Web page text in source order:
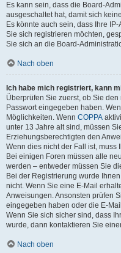
Es kann sein, dass die Board-
ausgeschaltet hat, damit sich
Es könnte auch sein, dass Ihre
Sie sich registrieren möchten,
Sie sich an die Board-
Nach oben
Ich habe mich registriert, kann
Überprüfen Sie zuerst, ob Sie
Passwort eingegeben haben.
Möglichkeiten. Wenn COPPA
unter 13 Jahre alt sind, müssen
Erziehungsberechtigten den
Wenn dies nicht der Fall ist,
Bei einigen Foren müssen alle
werden – entweder müssen Sie
Bei der Registrierung wurde
nicht. Wenn Sie eine E-Mail
Anweisungen. Ansonsten prüfen
eingegeben haben oder die E-
Wenn Sie sich sicher sind, dass
wurde, dann kontaktieren Sie
Nach oben